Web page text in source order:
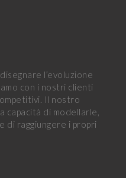
l’evoluzione
con i nostri clienti
Il nostro
capacità di modellarle,
di raggiungere i propri